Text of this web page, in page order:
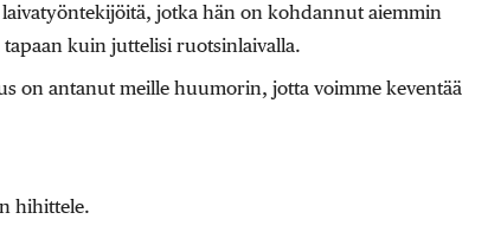
jotka hän on kohdannut aiemmin
kuin juttelisi ruotsinlaivalla.
on antanut meille huumorin, jotta voimme keventää
hihittele.